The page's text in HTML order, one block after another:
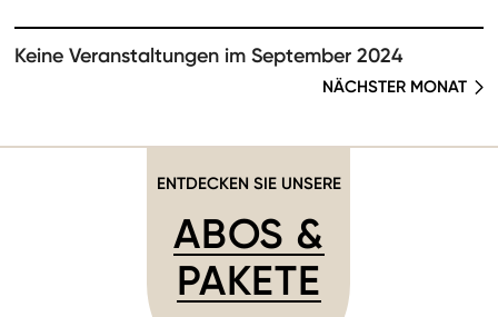
Keine Veranstaltungen im September 2024
NÄCHSTER MONAT
ENTDECKEN SIE UNSERE
ABOS &
PAKETE